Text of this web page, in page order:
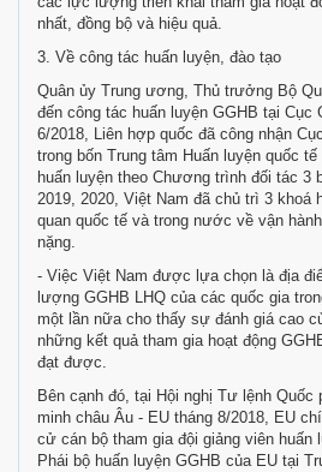
nhất, đồng bộ và hiệu quả.
3. Về công tác huấn luyện, đào tạo
Quân ủy Trung ương, Thủ trưởng Bộ
đến công tác huấn luyện GGHB tại Cục
6/2018, Liên hợp quốc đã công nhận
trong bốn Trung tâm Huấn luyện quốc
huấn luyện theo Chương trình đối tác 3
2019, 2020, Việt Nam đã chủ trì 3 khoá
quan quốc tế và trong nước về vận
nặng.
- Việc Việt Nam được lựa chọn là địa
lượng GGHB LHQ của các quốc gia
một lần nữa cho thấy sự đánh giá cao
những kết quả tham gia hoạt động
đạt được.
Bên cạnh đó, tại Hội nghị Tư lệnh
minh châu Âu - EU tháng 8/2018, EU
cử cán bộ tham gia đội giảng viên huấn
Phái bộ huấn luyện GGHB của EU tại